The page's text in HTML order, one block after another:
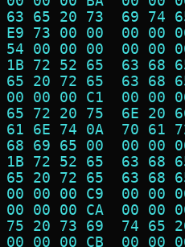
63 65 20 73  69
E9 73 00 00  00
54 00 00 00  00
1B 72 52 65  63
65 20 72 65  63
00 00 00 C1  00
65 72 20 75  6E
61 6E 74 0A  70
68 69 65 00  00
1B 72 52 65  63
65 20 72 65  63
00 00 00 C9  00
00 00 00 CA  00
75 20 73 69  74
00 00 00 CB  00